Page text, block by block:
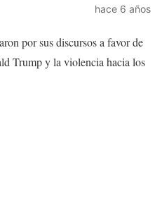
hace 6 años
por sus discursos a favor de
Trump y la violencia hacia los